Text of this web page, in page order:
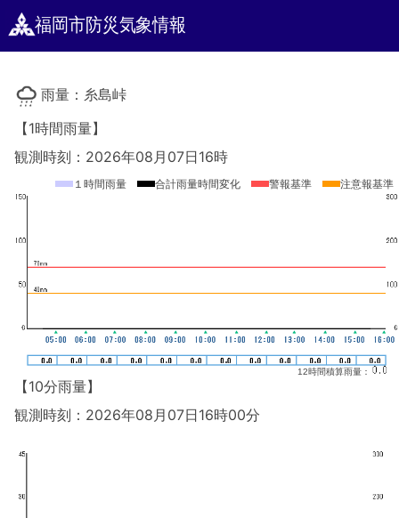
福岡市防災気象情報
雨量：糸島峠
【1時間雨量】
観測時刻：2026年08月07日16時
１時間雨量 合計雨量時間変化 警報基準 注意報基準
12時間積算雨量：
【10分雨量】
観測時刻：2026年08月07日16時00分